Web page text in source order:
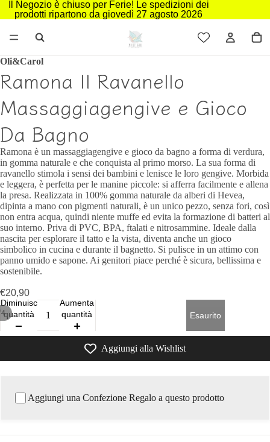
Il Negozio è chiuso per Ferie! Le spedizioni dei
prodotti ripartono da giovedì 27 agosto 2026
4
Oli&Carol
Ramona Il Ravanello
Massaggiagengive e Gioco
Da Bagno
Ramona è un massaggiagengive e gioco da bagno a forma di verdura,
in gomma naturale e che conquista al primo morso. La sua forma di
ravanello stimola i sensi dei bambini e lenisce le loro gengive. Morbida
e leggera, è perfetta per le manine piccole: si afferra facilmente e allena
la presa. Realizzata in 100% gomma naturale da alberi di Hevea,
dipinta a mano con pigmenti naturali, è un unico pezzo, senza fori, così
non entra acqua, quindi niente muffe ed evita la formazione di batteri al
suo interno. Priva di PVC, BPA, ftalati e nitrosammine. Ideale dalla
nascita per esplorare il tatto e la vista, diventa anche un gioco
simbolico in cucina e durante il bagnetto. Si pulisce in un attimo con
panno umido e sapone. Ai genitori piace perché è sicura, bellissima e
sostenibile.
€20,90
Diminuisci
quantità
Aumenta
quantità
Esaurito
Aggiungi alla Wishlist
Aggiungi una Confezione Regalo a questo prodotto